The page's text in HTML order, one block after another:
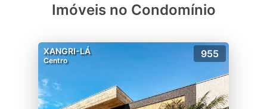
Imóveis no Condomínio
XANGRI-LÁ
Centro
955